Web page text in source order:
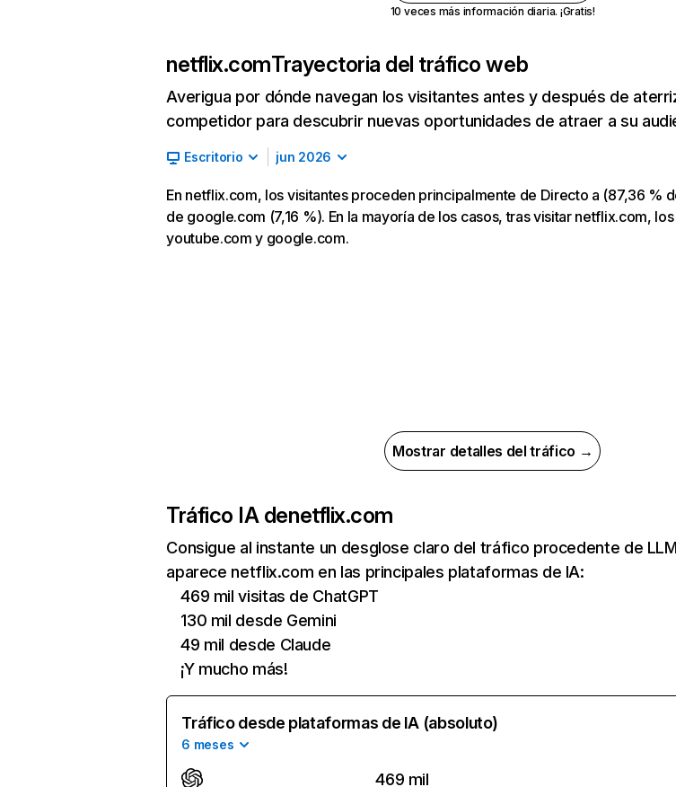
10 veces más información diaria. ¡Gratis!
netflix.comTrayectoria del tráfico web
Averigua por dónde navegan los visitantes antes y después de
competidor para descubrir nuevas oportunidades de atraer a su
Escritorio jun 2026
En netflix.com, los visitantes proceden principalmente de Directo a (87,36 %
de google.com (7,16 %). En la mayoría de los casos, tras visitar netflix.com,
youtube.com y google.com.
Mostrar detalles del tráfico →
Tráfico IA denetflix.com
Consigue al instante un desglose claro del tráfico procedente de
aparece netflix.com en las principales plataformas de IA:
469 mil visitas de ChatGPT
130 mil desde Gemini
49 mil desde Claude
¡Y mucho más!
Tráfico desde plataformas de IA (absoluto)
6 meses
469 mil